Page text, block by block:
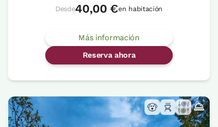
Desde40,00 €en habitación
Más información
Reserva ahora